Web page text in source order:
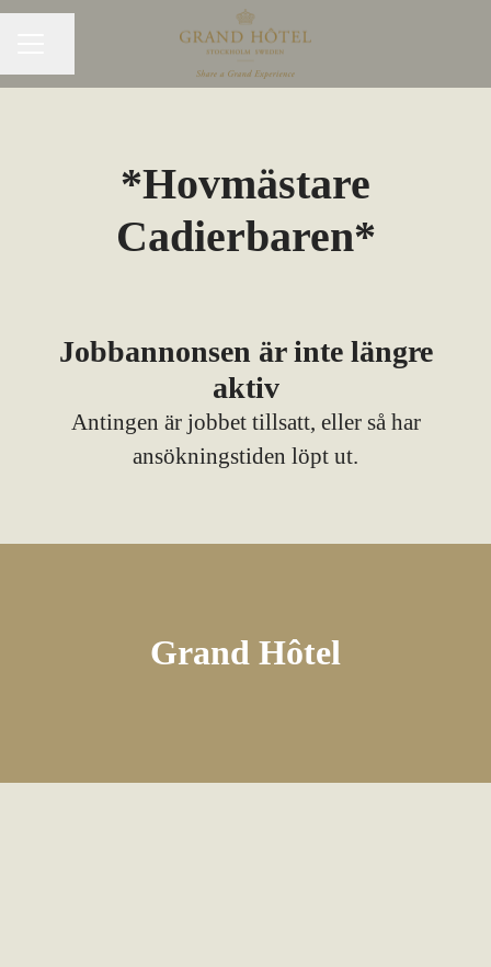
*Hovmästare
Cadierbaren*
Jobbannonsen är inte längre
aktiv
Antingen är jobbet tillsatt, eller så har
ansökningstiden löpt ut.
Grand Hôtel